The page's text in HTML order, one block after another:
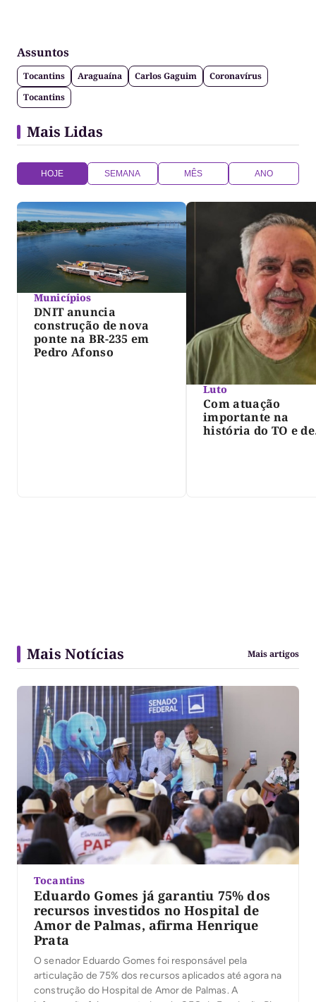
Assuntos
Tocantins Araguaína Carlos Gaguim
Coronavírus
Tocantins
Mais Lidas
HOJE SEMANA MÊS ANO
Municípios
DNIT anuncia
construção de nova
ponte na BR-235 em
Pedro Afonso
Luto
Com atuação
importante na
história do TO e de
Mais Notícias Mais artigos
Tocantins
Eduardo Gomes já garantiu 75% dos
recursos investidos no Hospital de
Amor de Palmas, afirma Henrique
Prata
O senador Eduardo Gomes foi responsável pela
articulação de 75% dos recursos aplicados até agora na
construção do Hospital de Amor de Palmas. A